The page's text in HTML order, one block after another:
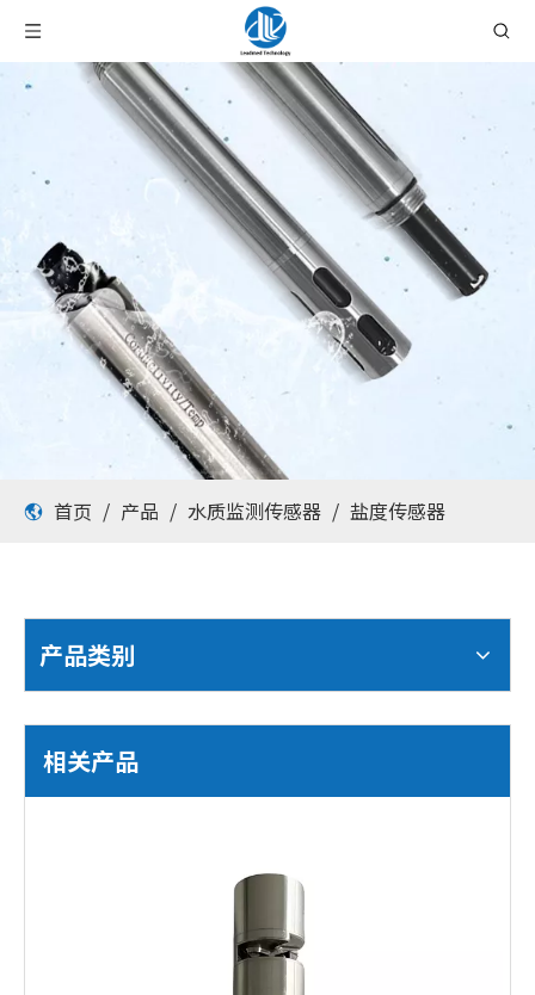
首页 / 产品 / 水质监测传感器 / 盐度传感器
产品类别
相关产品